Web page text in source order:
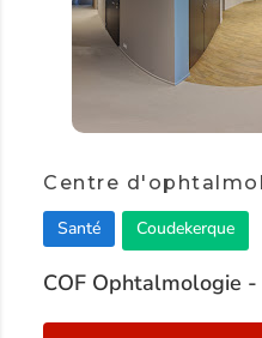
Centre
Santé
Coudekerque
COF Ophtalmologie